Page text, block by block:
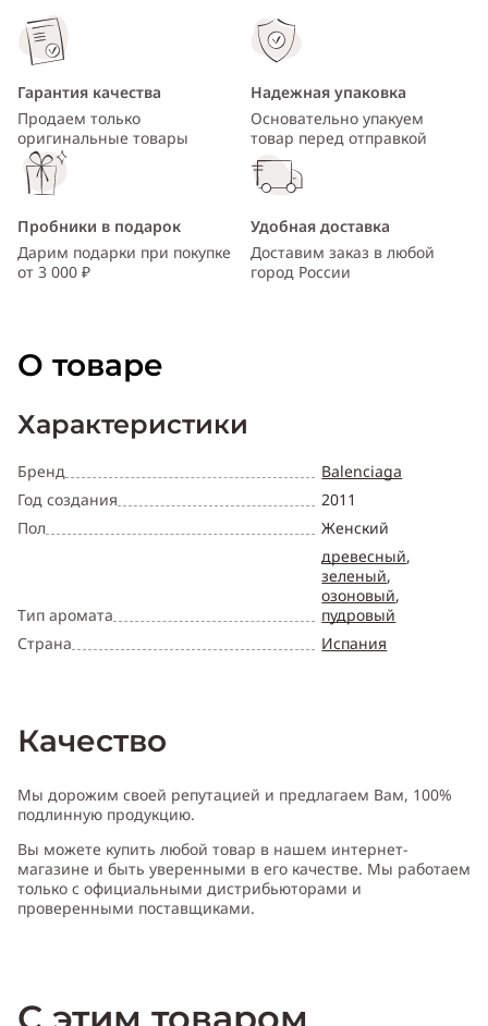
Гарантия качества
Продаем только
оригинальные товары
Надежная упаковка
Основательно упакуем
товар перед отправкой
Пробники в подарок
Дарим подарки при покупке
от 3 000 ₽
Удобная доставка
Доставим заказ в любой
город России
О товаре
Характеристики
Бренд
Год создания
Пол
Тип аромата
Страна
Balenciaga
2011
Женский
древесный,
зеленый,
озоновый,
пудровый
Испания
Качество
Мы дорожим своей репутацией и предлагаем Вам, 100%
подлинную продукцию.
Вы можете купить любой товар в нашем интернет-
магазине и быть уверенными в его качестве. Мы работаем
только с официальными дистрибьюторами и
проверенными поставщиками.